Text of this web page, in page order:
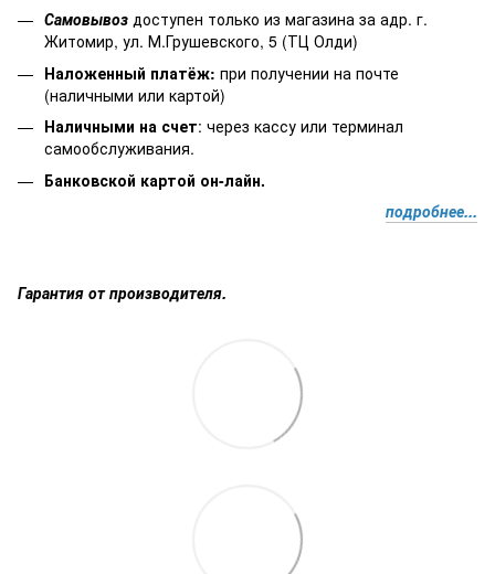
Самовывоз доступен только из магазина за адр. г.
Житомир, ул. М.Грушевского, 5 (ТЦ Олди)
Наложенный платёж: при получении на почте
(наличными или картой)
Наличными на счет: через кассу или терминал
самообслуживания.
Банковской картой он-лайн.
подробнее...
Гарантия от производителя.